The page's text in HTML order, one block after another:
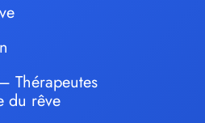
Thérapeutes
du rêve